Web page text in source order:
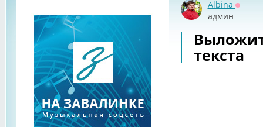
Albina
админ
текста